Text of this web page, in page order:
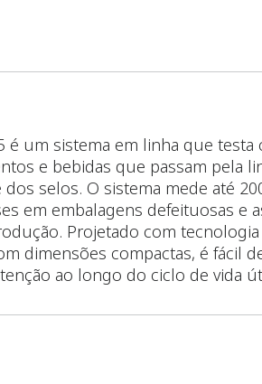
é um sistema em linha que testa
e bebidas que passam pela
selos. O sistema mede até
em embalagens defeituosas e
Projetado com
dimensões compactas, é fácil
ao longo do ciclo de vida